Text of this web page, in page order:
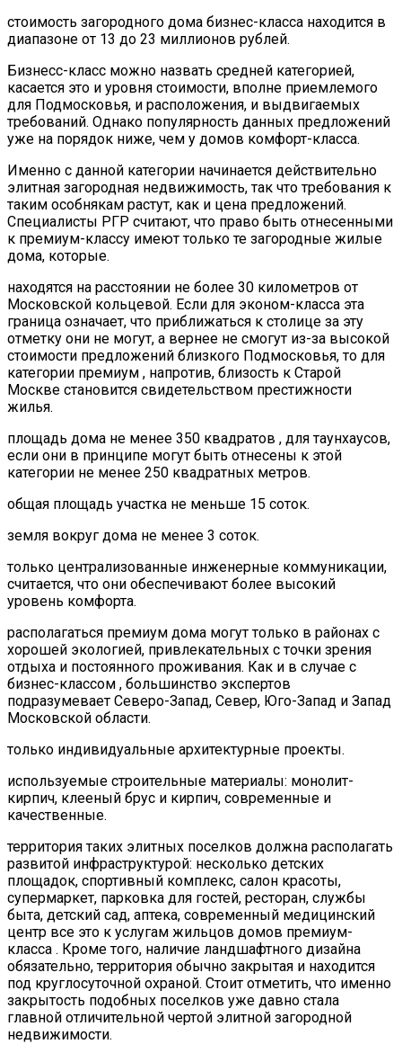
стоимость загородного дома бизнес-класса находится в
диапазоне от 13 до 23 миллионов рублей.
Бизнесс-класс можно назвать средней категорией,
касается это и уровня стоимости, вполне приемлемого
для Подмосковья, и расположения, и выдвигаемых
требований. Однако популярность данных предложений
уже на порядок ниже, чем у домов комфорт-класса.
Именно с данной категории начинается действительно
элитная загородная недвижимость, так что требования к
таким особнякам растут, как и цена предложений.
Специалисты РГР считают, что право быть отнесенными
к премиум-классу имеют только те загородные жилые
дома, которые.
находятся на расстоянии не более 30 километров от
Московской кольцевой. Если для эконом-класса эта
граница означает, что приближаться к столице за эту
отметку они не могут, а вернее не смогут из-за высокой
стоимости предложений близкого Подмосковья, то для
категории премиум , напротив, близость к Старой
Москве становится свидетельством престижности
жилья.
площадь дома не менее 350 квадратов , для таунхаусов,
если они в принципе могут быть отнесены к этой
категории не менее 250 квадратных метров.
общая площадь участка не меньше 15 соток.
земля вокруг дома не менее 3 соток.
только централизованные инженерные коммуникации,
считается, что они обеспечивают более высокий
уровень комфорта.
располагаться премиум дома могут только в районах с
хорошей экологией, привлекательных с точки зрения
отдыха и постоянного проживания. Как и в случае с
бизнес-классом , большинство экспертов
подразумевает Северо-Запад, Север, Юго-Запад и Запад
Московской области.
только индивидуальные архитектурные проекты.
используемые строительные материалы: монолит-
кирпич, клееный брус и кирпич, современные и
качественные.
территория таких элитных поселков должна располагать
развитой инфраструктурой: несколько детских
площадок, спортивный комплекс, салон красоты,
супермаркет, парковка для гостей, ресторан, службы
быта, детский сад, аптека, современный медицинский
центр все это к услугам жильцов домов премиум-
класса . Кроме того, наличие ландшафтного дизайна
обязательно, территория обычно закрытая и находится
под круглосуточной охраной. Стоит отметить, что именно
закрытость подобных поселков уже давно стала
главной отличительной чертой элитной загородной
недвижимости.